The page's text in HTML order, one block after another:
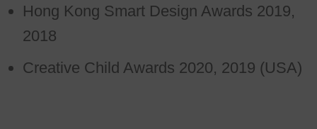
Hong Kong Smart Design Awards 2019,
2018
Creative Child Awards 2020, 2019 (USA)